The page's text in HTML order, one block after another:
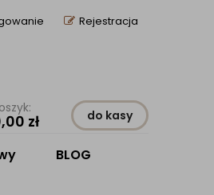
Rejestracja
zł do kasy
BLOG